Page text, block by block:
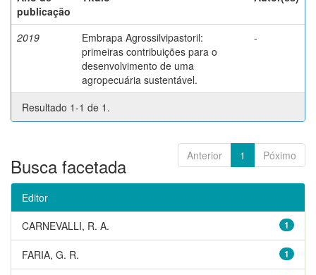
publicação
2019
Embrapa Agrossilvipastoril:
primeiras contribuições para o
desenvolvimento de uma
agropecuária sustentável.
-
Resultado 1-1 de 1.
Anterior 1 Póximo
Busca facetada
Editor
1
CARNEVALLI, R. A.
1
FARIA, G. R.